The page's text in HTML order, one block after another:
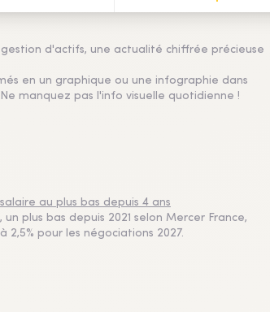
d'actifs, une actualité chiffrée précieuse
en un graphique ou une infographie dans
manquez pas l'info visuelle quotidienne !
au plus bas depuis 4 ans
un plus bas depuis 2021 selon Mercer France,
2,5% pour les négociations 2027.